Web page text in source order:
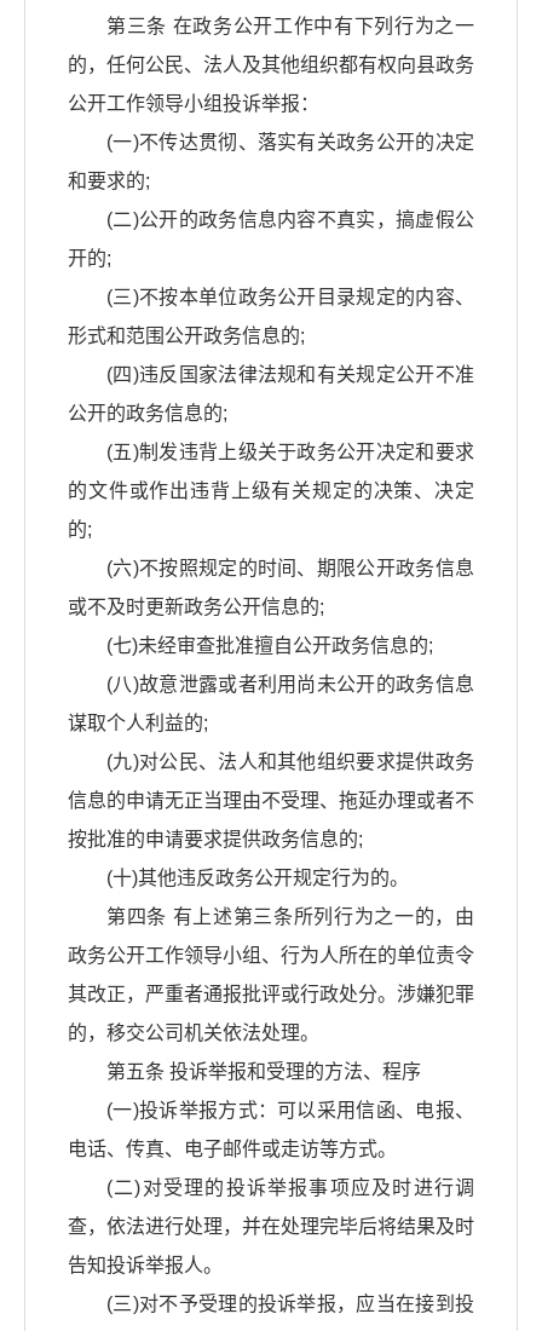
第三条 在政务公开工作中有下列行为之一
的，任何公民、法人及其他组织都有权向县政务
公开工作领导小组投诉举报：
(一)不传达贯彻、落实有关政务公开的决定
和要求的;
(二)公开的政务信息内容不真实，搞虚假公
开的;
(三)不按本单位政务公开目录规定的内容、
形式和范围公开政务信息的;
(四)违反国家法律法规和有关规定公开不准
公开的政务信息的;
(五)制发违背上级关于政务公开决定和要求
的文件或作出违背上级有关规定的决策、决定
的;
(六)不按照规定的时间、期限公开政务信息
或不及时更新政务公开信息的;
(七)未经审查批准擅自公开政务信息的;
(八)故意泄露或者利用尚未公开的政务信息
谋取个人利益的;
(九)对公民、法人和其他组织要求提供政务
信息的申请无正当理由不受理、拖延办理或者不
按批准的申请要求提供政务信息的;
(十)其他违反政务公开规定行为的。
第四条 有上述第三条所列行为之一的，由
政务公开工作领导小组、行为人所在的单位责令
其改正，严重者通报批评或行政处分。涉嫌犯罪
的，移交公司机关依法处理。
第五条 投诉举报和受理的方法、程序
(一)投诉举报方式：可以采用信函、电报、
电话、传真、电子邮件或走访等方式。
(二)对受理的投诉举报事项应及时进行调
查，依法进行处理，并在处理完毕后将结果及时
告知投诉举报人。
(三)对不予受理的投诉举报，应当在接到投